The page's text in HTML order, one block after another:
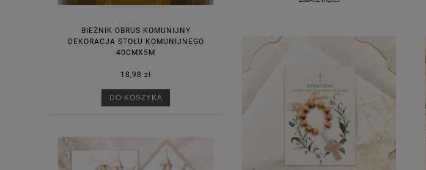
BIEŻNIK OBRUS KOMUNIJNY
DEKORACJA STOŁU KOMUNIJNEGO
40CMX5M
18,98 zł
DO KOSZYKA